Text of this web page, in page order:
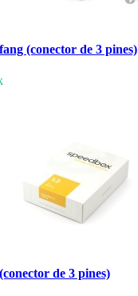
(conector de 3 pines)
de 3 pines)